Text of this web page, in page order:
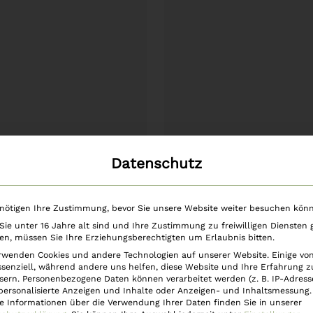
Weiterlesen
– Set – 2
Patchouli á 14 Kegel
€12,90
In den Warenkorb
Duftkerzen Set im
€29,90
Datenschutz
Ihre Zustimmung, bevor Sie unsere Website weiter besuchen
unter 16 Jahre alt sind und Ihre Zustimmung zu freiwilligen Diensten
müssen Sie Ihre Erziehungsberechtigten um Erlaubnis bitten.
Cookies und andere Technologien auf unserer Website. Einige
während andere uns helfen, diese Website und Ihre Erfahrung
Personenbezogene Daten können verarbeitet werden (z. B. IP-
Anzeigen und Inhalte oder Anzeigen- und Inhaltsmessung.
Informationen über die Verwendung Ihrer Daten finden Sie in unserer